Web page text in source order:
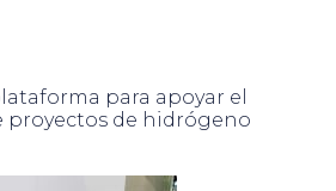
para apoyar el
de hidrógeno